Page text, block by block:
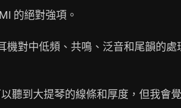
的絕對強項。
機對中低頻、共鳴、泛音和尾韻的
聽到大提琴的線條和厚度，但我會